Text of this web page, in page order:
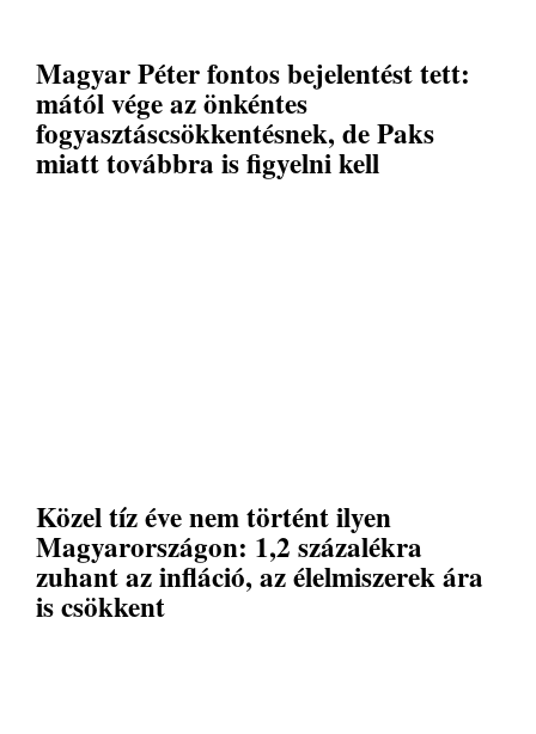
Magyar Péter fontos bejelentést tett:
mától vége az önkéntes
fogyasztáscsökkentésnek, de Paks
miatt továbbra is figyelni kell
Közel tíz éve nem történt ilyen
Magyarországon: 1,2 százalékra
zuhant az infláció, az élelmiszerek ára
is csökkent